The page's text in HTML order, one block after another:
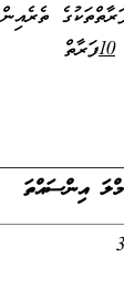
ތެރެއިން
10ފަރާތް
އިންސައްތަ